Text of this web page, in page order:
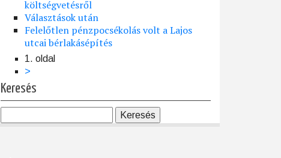
költségvetésről
Választások után
Felelőtlen pénzpocsékolás volt a Lajos
utcai bérlakásépítés
Oldalszámozás
1. oldal
Következő
oldal
>
Keresés